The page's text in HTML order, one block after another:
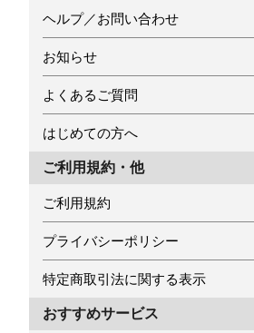
ヘルプ／お問い合わせ
お知らせ
よくあるご質問
はじめての方へ
ご利用規約・他
ご利用規約
プライバシーポリシー
特定商取引法に関する表示
おすすめサービス